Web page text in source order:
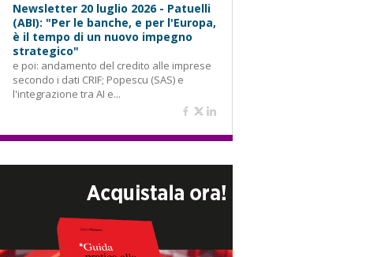
Newsletter 20 luglio 2026 - Patuelli
(ABI): "Per le banche, e per l'Europa,
è il tempo di un nuovo impegno
strategico"
e poi: andamento del credito alle imprese
secondo i dati CRIF; Popescu (SAS) e
l'integrazione tra AI e...